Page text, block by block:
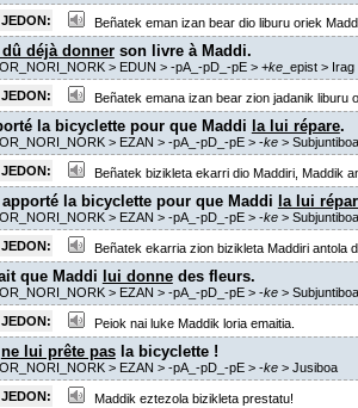
JEDON:
Beñatek eman izan bear dio liburu oriek
déjà donnerson livre à Maddi.
> EDUN > -pA_-pD_-pE> +ke_epist> Irag
JEDON:
Beñatek emana izan bear zion jadanik liburu
la bicyclette pour que Maddi la lui répare.
> EZAN > -pA_-pD_-pE> -ke>
JEDON:
Beñatek bizikleta ekarri dio Maddiri, Maddik
apporté la bicyclette pour que Maddi la lui
> EZAN > -pA_-pD_-pE> -ke>
JEDON:
Beñatek ekarria zion bizikleta Maddiri antola
que Maddi lui donnedes fleurs.
> EZAN > -pA_-pD_-pE> -ke>
JEDON:
Peiok nai luke Maddik loria emaitia.
ne lui prête pasla bicyclette !
> EZAN > -pA_-pD_-pE> -ke> Jusiboa
JEDON:
Maddik eztezola bizikleta prestatu!